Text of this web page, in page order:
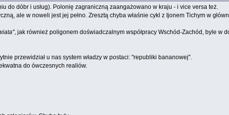
do dóbr i usług). Polonię zagraniczną zaangażowano w kraju - i vice versa też.
ale w noweli jest jej pełno. Zresztą chyba właśnie cykl z Ijonem Tichym w
, jak również poligonem doświadczalnym współpracy Wschód-Zachód, byle w
przewidział u nas system władzy w postaci: "republiki bananowej".
do ówczesnych realiów.